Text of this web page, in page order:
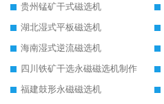
贵州锰矿干式磁选机
湖北湿式平板磁选机
海南湿式逆流磁选机
四川铁矿干选永磁磁选机制作
福建鼓形永磁磁选机